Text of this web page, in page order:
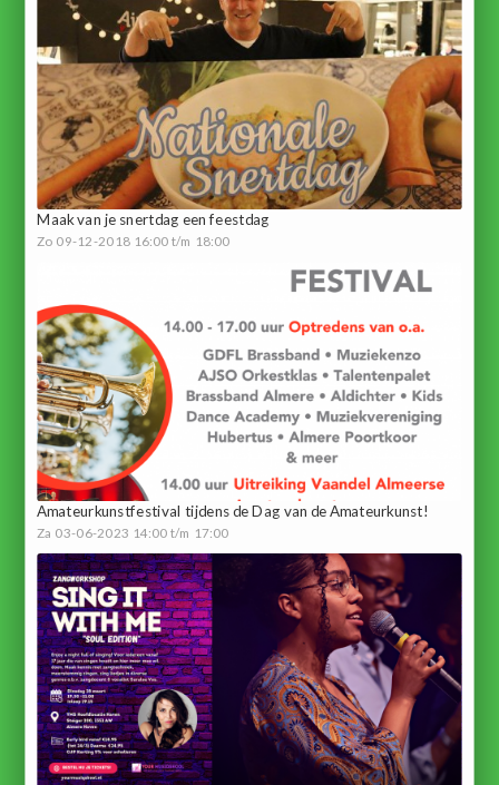
Maak van je snertdag een feestdag
Zo 09-12-2018 16:00 t/m 18:00
Amateurkunstfestival tijdens de Dag van de Amateurkunst!
Za 03-06-2023 14:00 t/m 17:00